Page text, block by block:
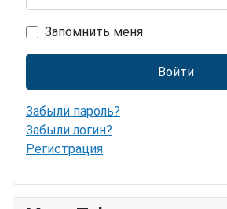
Запомнить меня
Войти
Забыли пароль?
Забыли логин?
Регистрация